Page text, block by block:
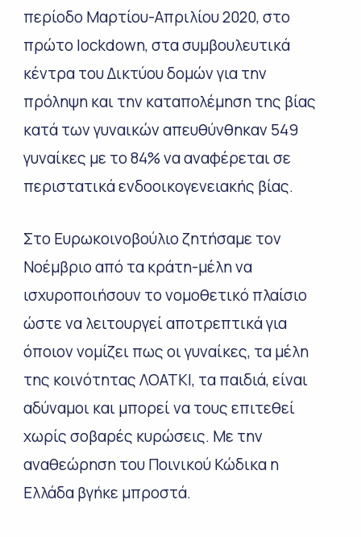
περίοδο Μαρτίου-Απριλίου 2020, στο
πρώτοlockdown, στα συμβουλευτικά
κέντρα του Δικτύου δομών για την
πρόληψη και την καταπολέμηση της βίας
κατά των γυναικών απευθύνθηκαν 549
γυναίκες με το 84% να αναφέρεται σε
περιστατικά ενδοοικογενειακής βίας.
Στο Ευρωκοινοβούλιο ζητήσαμε τον
Νοέμβριο από τα κράτη-μέλη να
ισχυροποιήσουν το νομοθετικό πλαίσιο
ώστε να λειτουργεί αποτρεπτικά για
όποιον νομίζει πως οι γυναίκες, τα μέλη
της κοινότητας ΛΟΑΤΚΙ, τα παιδιά, είναι
αδύναμοι και μπορεί να τους επιτεθεί
χωρίς σοβαρές κυρώσεις. Με την
αναθεώρηση του Ποινικού Κώδικα η
Ελλάδα βγήκε μπροστά.